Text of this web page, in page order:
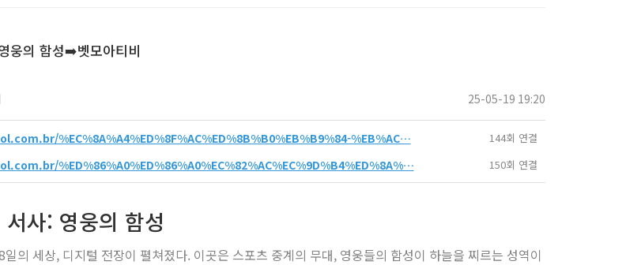
웅의 함성➡️벳모아티비
25-05-19 19:20
%EC%8A%A4%ED%8F%AC%ED%8B%B0%EB%B9%84-%EB%AC… 144회 연결
%ED%86%A0%ED%86%A0%EC%82%AC%EC%9D%B4%ED%8A%… 150회 연결
사: 영웅의 함성
의 세상, 디지털 전장이 펼쳐졌다. 이곳은 스포츠 중계의 무대, 영웅들의 함성이 하늘을 찌르는 성역이